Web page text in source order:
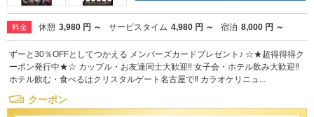
料金 休憩 3,980 円 ～ サービスタイム 4,980 円 ～ 宿泊 8,000 円 ～
ずーと30％OFFとしてつかえる メンバーズカードプレゼント♪ ☆★超得得得ク
ーポン発行中★☆ カップル・お友達同士大歓迎‼ 女子会・ホテル飲み大歓迎‼
ホテル飲む・食べるはクリスタルゲート名古屋で‼ カラオケリニュ...
クーポン